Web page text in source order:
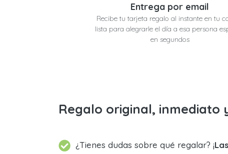
Entrega por email
Recibe tu tarjeta regalo al instante en tu
lista para alegrarle el día a esa persona
en segundos
Regalo original, inmediato
¿Tienes dudas sobre qué regalar? ¡